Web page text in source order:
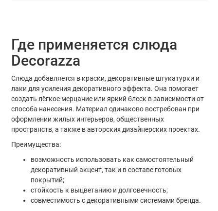
Где применяется слюда
Decorazza
Слюда добавляется в краски, декоративные штукатурки и
лаки для усиления декоративного эффекта. Она помогает
создать лёгкое мерцание или яркий блеск в зависимости от
способа нанесения. Материал одинаково востребован при
оформлении жилых интерьеров, общественных
пространств, а также в авторских дизайнерских проектах.
Преимущества:
возможность использовать как самостоятельный
декоративный акцент, так и в составе готовых
покрытий;
стойкость к выцветанию и долговечность;
совместимость с декоративными системами бренда.